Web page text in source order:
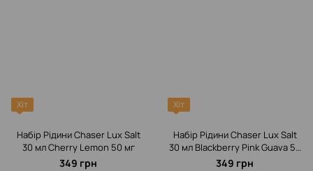
Хіт
Набір Рідини Chaser Lux Salt
30 мл Cherry Lemon 50 мг
349 грн
Хіт
Набір Рідини Chaser Lux Salt
30 мл Blackberry Pink Guava 50
мг
349 грн